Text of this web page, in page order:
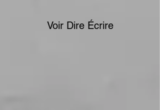
Voir Dire Écrire